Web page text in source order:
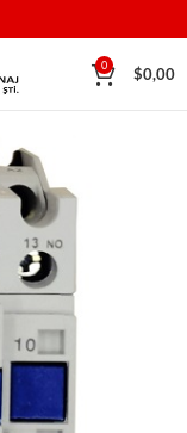
0 $0,00